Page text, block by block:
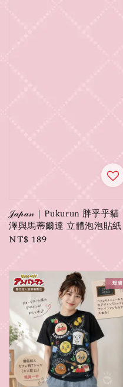
𝒥𝒶𝓅𝒶𝓃｜Pukurun 胖乎乎貓
澤與馬蒂爾達 立體泡泡貼紙
Regular
NT$ 189
現貨